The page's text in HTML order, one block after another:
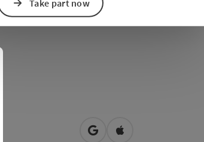
Take part now
open in Google Maps
Open in Apple
language - Open menu